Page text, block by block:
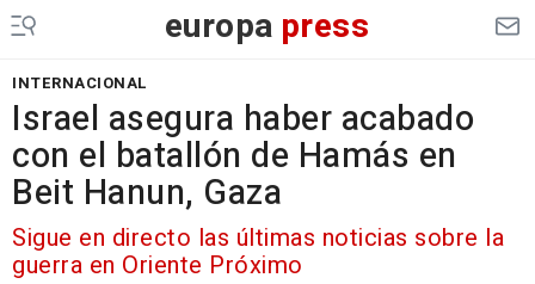
europa press
INTERNACIONAL
Israel asegura haber acabado
con el batallón de Hamás en
Beit Hanun, Gaza
Sigue en directo las últimas noticias sobre la
guerra en Oriente Próximo